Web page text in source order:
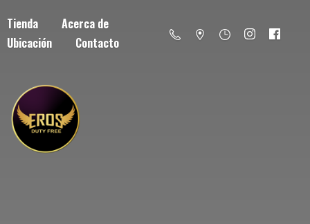
Tienda
Acerca de
Ubicación
Contacto